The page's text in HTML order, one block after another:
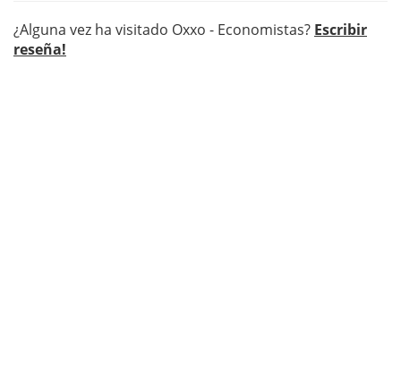
¿Alguna vez ha visitado Oxxo - Economistas? Escribir
reseña!